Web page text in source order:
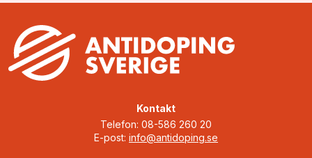
Kontakt
Telefon: 08-586 260 20
E-post: info@antidoping.se